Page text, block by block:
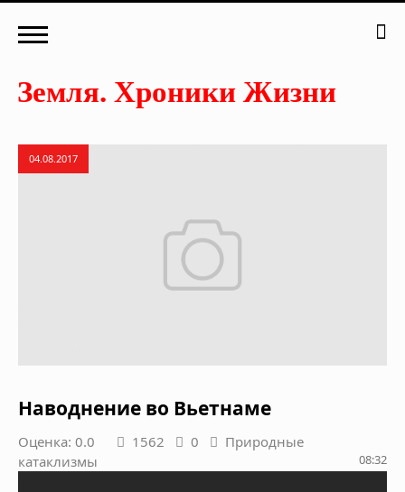
04.08.2017
Наводнение во Вьетнаме
Оценка: 0.0 1562 0
Природные
катаклизмы
08:32